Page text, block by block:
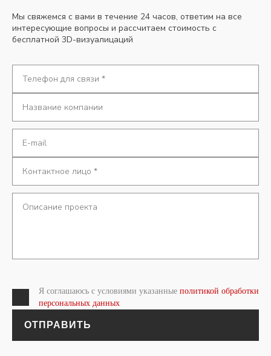
Мы свяжемся с вами в течение 24 часов, ответим на все
интересующие вопросы и рассчитаем стоимость с
бесплатной 3D-визуалицаций
Я соглашаюсь с условиями указанные политикой обработки
персональных данных
ОТПРАВИТЬ